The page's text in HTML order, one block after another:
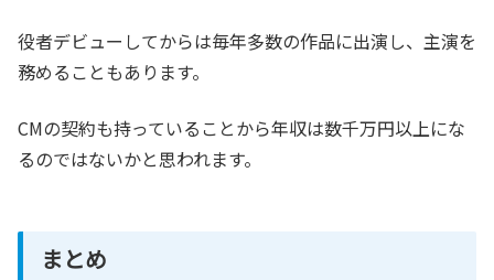
役者デビューしてからは毎年多数の作品に出演し、主演を
務めることもあります。
CMの契約も持っていることから年収は数千万円以上にな
るのではないかと思われます。
まとめ